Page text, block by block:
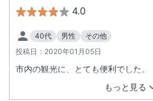
4.0
40代 男性
その他
投稿日： 2020年01月05日
もっと見る
市内の観光に、とても便利でした。